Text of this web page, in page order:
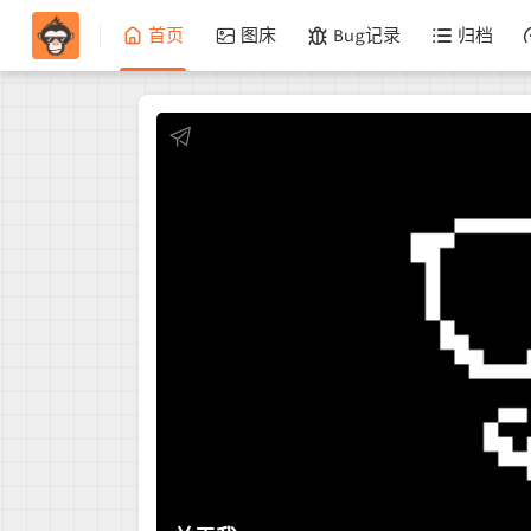
首页 图床 Bug记录 归档